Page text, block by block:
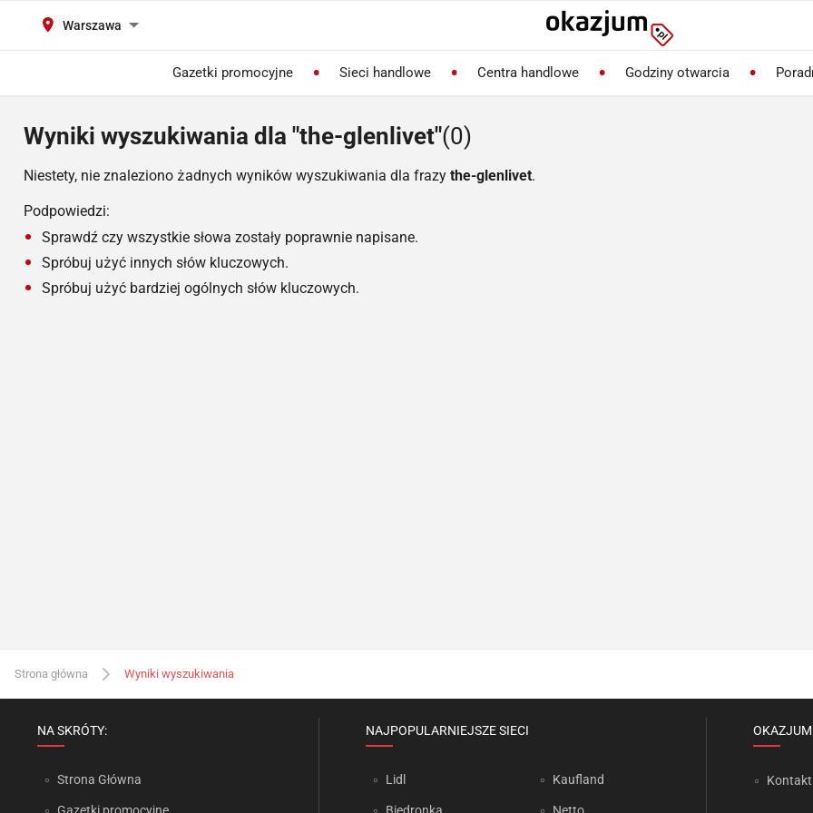
Warszawa
Gazetki promocyjne Sieci handlowe Centra handlowe Godziny otwarcia
Wyniki wyszukiwania dla "the-glenlivet"(0)
Niestety, nie znaleziono żadnych wyników wyszukiwania dla frazy the-glenlivet.
Podpowiedzi:
Sprawdź czy wszystkie słowa zostały poprawnie napisane.
Spróbuj użyć innych słów kluczowych.
Spróbuj użyć bardziej ogólnych słów kluczowych.
Strona główna Wyniki wyszukiwania
NA SKRÓTY:
Strona Główna
NAJPOPULARNIEJSZE SIECI
Lidl Kaufland Kontakt